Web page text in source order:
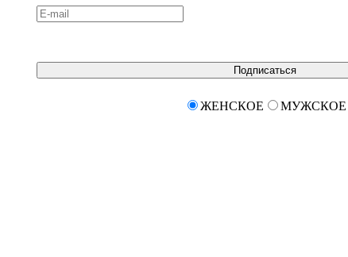
Подписаться
ЖЕНСКОЕ МУЖСКОЕ